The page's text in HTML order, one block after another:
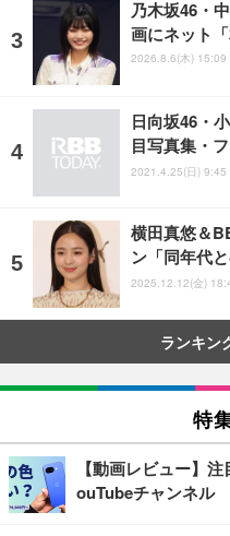
乃木坂46・
画にネット
2026.8.6(木) 15:09
日向坂46・
目写真集・
2021.4.25(日) 9:45
横田真悠＆
ン「同年代
2025.12.12(金)
ランキン
特
【動画レビュー】
ouTubeチャンネル